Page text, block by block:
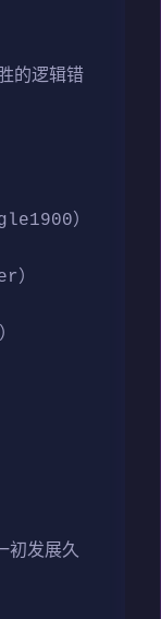
的逻辑错
）
）
初发展久